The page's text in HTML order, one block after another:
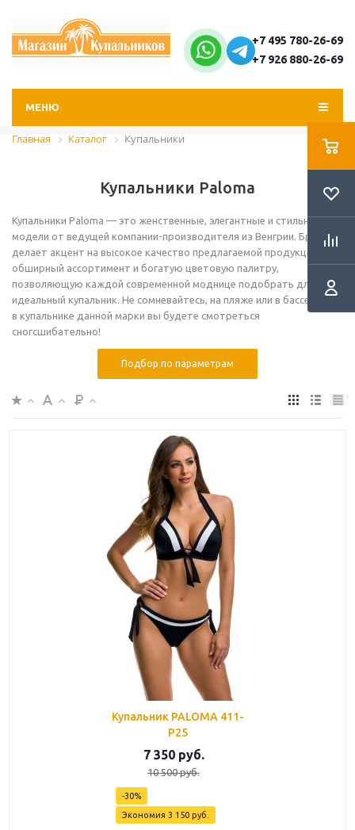
+7 495 780-26-69
+7 926 880-26-69
МЕНЮ
Главная Каталог Купальники
Купальники Paloma
Купальники Paloma — это женственные, элегантные и стильные
модели от ведущей компании-производителя из Венгрии. Бренд
делает акцент на высокое качество предлагаемой продукции,
обширный ассортимент и богатую цветовую палитру,
позволяющую каждой современной моднице подобрать для себя
идеальный купальник. Не сомневайтесь, на пляже или в бассейне —
в купальнике данной марки вы будете смотреться
сногсшибательно!
Подбор по параметрам
Купальник PALOMA 411-
P25
7 350руб.
10 500руб.
-30%
Экономия 3 150руб.